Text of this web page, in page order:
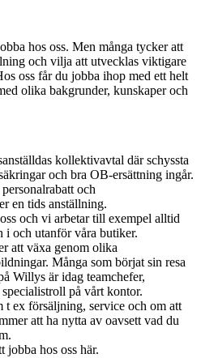
hos oss. Men många tycker att
och vilja att utvecklas viktigare
oss får du jobba ihop med ett helt
olika bakgrunder, kunskaper och
kollektivavtal där schyssta
och bra OB-ersättning ingår.
och
en tids anställning.
och vi arbetar till exempel alltid
i och utanför våra butiker.
att växa genom olika
Många som börjat sin resa
Willys är idag teamchefer,
på vårt kontor.
t ex försäljning, service och om att
att ha nytta av oavsett vad du
jobba hos oss här.